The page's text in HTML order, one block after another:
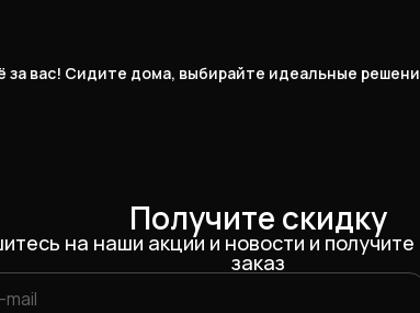
вас! Сидите дома, выбирайте идеальные
Получите скидку
на наши акции и новости и получите
заказ